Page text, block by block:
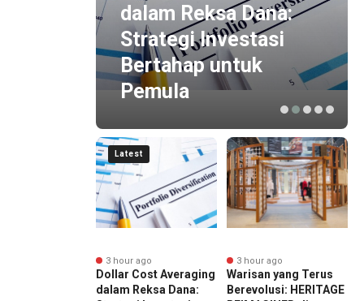
dalam Reksa Dana:
Strategi Investasi
Bertahap untuk
Pemula
Latest
3 hour ago
Dollar Cost Averaging
dalam Reksa Dana:
3 hour ago
Warisan yang Terus
Berevolusi: HERITAGE